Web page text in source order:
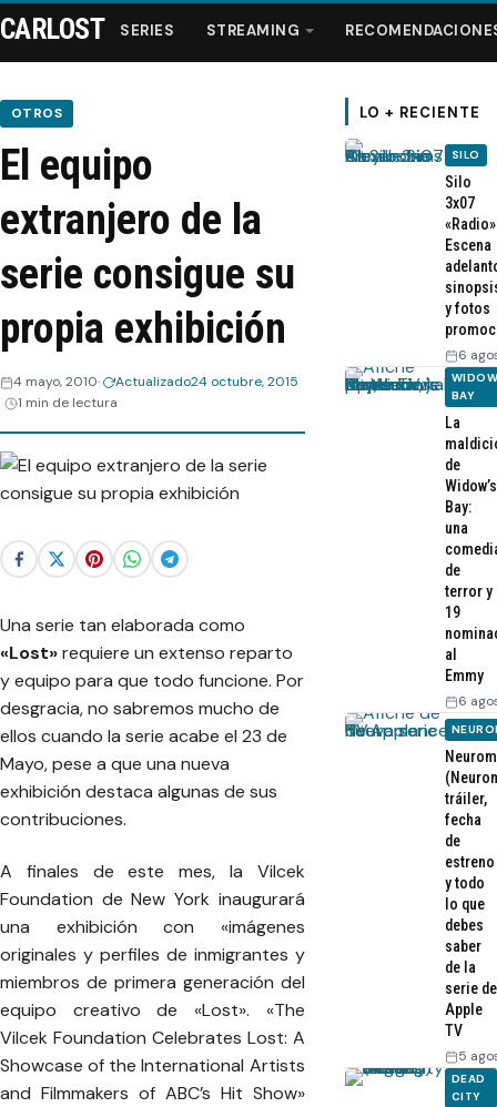
Series
Streaming
Recomendaciones
Videos
Webisodios
CARLOST SERIES STREAMING
OTROS
El equipo
extranjero de la
serie consigue su
propia exhibición
4 mayo, 2010 Actualizado24 octubre, 2015
1 min de lectura
Una serie tan elaborada como
«Lost»requiere un extenso reparto
y equipo para que todo funcione. Por
desgracia, no sabremos mucho de
ellos cuando la serie acabe el 23 de
Mayo, pese a que una nueva
exhibición destaca algunas de sus
contribuciones.
A finales de este mes, la Vilcek
Foundation de New York inaugurará
una exhibición con «imágenes
originales y perfiles de inmigrantes y
miembros de primera generación del
equipo creativo de «Lost». «The
Vilcek Foundation Celebrates Lost: A
Showcase of the International Artists
and Filmmakers of ABC’s Hit Show»
LO + RECIENTE
SILO
Silo
3x07
Escena
y fotos
6
BAY
La
de
Widow’s
Bay:
una
de
terror y
19
al
Emmy
6
tráiler,
fecha
de
estreno
y todo
lo que
debes
saber
de la
serie de
Apple
TV
5
DEAD
CITY